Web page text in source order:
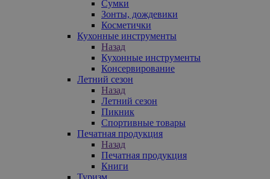
Сумки
Зонты, дождевики
Косметички
Кухонные инструменты
Назад
Кухонные инструменты
Консервирование
Летний сезон
Назад
Летний сезон
Пикник
Спортивные товары
Печатная продукция
Назад
Печатная продукция
Книги
Туризм